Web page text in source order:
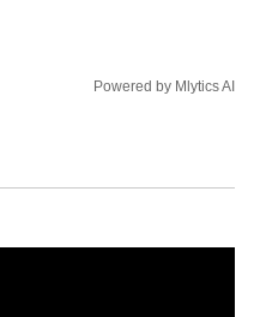
Powered by Mlytics AI